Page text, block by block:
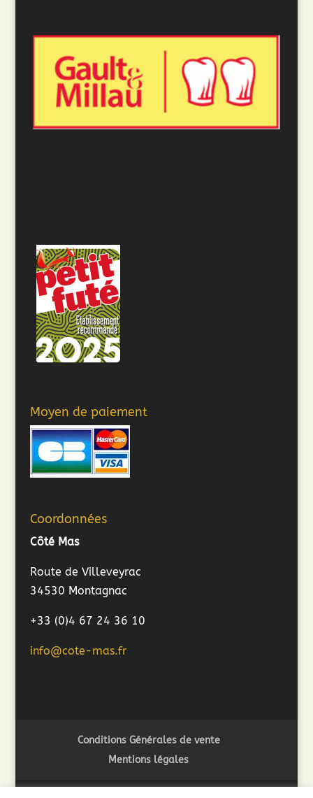
Moyen de paiement
Coordonnées
Côté Mas
Route de Villeveyrac
34530 Montagnac
+33 (0)4 67 24 36 10
info@cote-mas.fr
Conditions Générales de vente
Mentions légales